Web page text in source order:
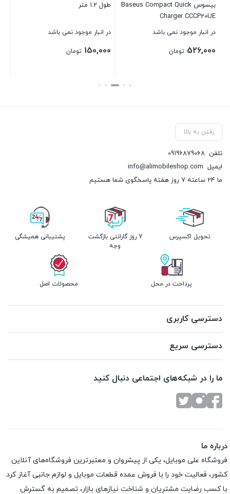
بیسوس Baseus Compact Quick
Charger CCCP20UE
در انبار موجود نمی باشد
526,000 تومان
طول 1.2 متر
در انبار موجود نمی باشد
150,000 تومان
بستن
رفتن به بالا
تلفن 09196879068
ایمیل info@alimobileshop.com
ما 24 ساعته 7 روز هفته پاسخگوی شما هستیم
تحویل اکسپرس
7 روز گارانتی بازگشت
وجه
پشتیبانی همیشگی
پرداخت در محل محصولات اصل
دسترسی کاربری
دسترسی سریع
ما را در شبکه‌های اجتماعی دنبال کنید
درباره ما
فروشگاه علی موبایل، یکی از پیشروان و معتبرترین فروشگاه‌های آنلاین
کشور، فعالیت خود را با فروش عمده قطعات موبایل و لوازم جانبی آغاز کرد.
با کسب رضایت مشتریان و شناخت نیازهای بازار، تصمیم به گسترش